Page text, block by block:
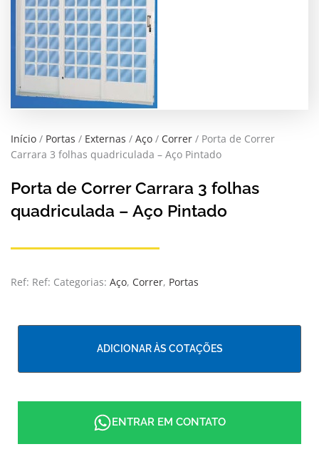
Início / Portas / Externas / Aço / Correr / Porta de Correr
Carrara 3 folhas quadriculada – Aço Pintado
Porta de Correr Carrara 3 folhas
quadriculada – Aço Pintado
Ref: Ref: Categorias: Aço, Correr, Portas
ADICIONAR ÀS COTAÇÕES
ENTRAR EM CONTATO